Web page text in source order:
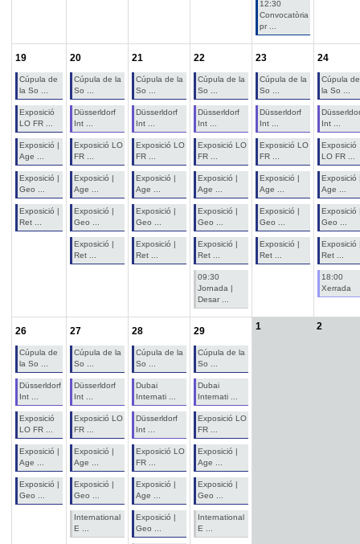
12:30
Convocatòria
pr ...
19
Cúpula de
la So ...
Exposició
LO FR ...
Exposició |
Age ...
Exposició |
Geo ...
Exposició |
Ret ...
20
Cúpula de la
So ...
Düsserldorf
Int ...
Exposició LO
FR ...
Exposició |
Age ...
Exposició |
Geo ...
Exposició |
Ret ...
21
Cúpula de la
So ...
Düsserldorf
Int ...
Exposició LO
FR ...
Exposició |
Age ...
Exposició |
Geo ...
Exposició |
Ret ...
22
Cúpula de la
So ...
Düsserldorf
Int ...
Exposició LO
FR ...
Exposició |
Age ...
Exposició |
Geo ...
Exposició |
Ret ...
09:30
Jornada |
Desar ...
23
Cúpula de la
So ...
Düsserldorf
Int ...
Exposició LO
FR ...
Exposició |
Age ...
Exposició |
Geo ...
Exposició |
Ret ...
24
Cúpula de
la So ...
Int ...
Exposició
LO FR ...
Exposició
Age ...
Exposició
Geo ...
Exposició
Ret ...
18:00
Xerrada
26
Cúpula de
la So ...
Düsserldorf
Int ...
Exposició
LO FR ...
Exposició |
Age ...
Exposició |
Geo ...
27
Cúpula de la
So ...
Düsserldorf
Int ...
Exposició LO
FR ...
Exposició |
Age ...
Exposició |
Geo ...
International
E ...
28
Cúpula de la
So ...
Dubai
Internati ...
Düsserldorf
Int ...
Exposició LO
FR ...
Exposició |
Age ...
Exposició |
Geo ...
29
Cúpula de la
So ...
Dubai
Internati ...
Exposició LO
FR ...
Exposició |
Age ...
Exposició |
Geo ...
International
E ...
1 2